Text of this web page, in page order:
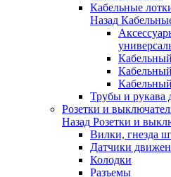
Кабельные
Назад
Трубы и рукава
Розетки и
Назад Розетки и
Вилки, гнезда
Датчики
Колодки
Разъемы